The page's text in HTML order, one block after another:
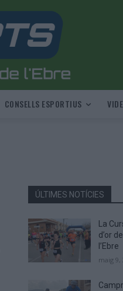
CONSELLS ESPORTIUS
ÚLTIMES NOTÍCIES
La
d’or
l’Ebre
maig 9,